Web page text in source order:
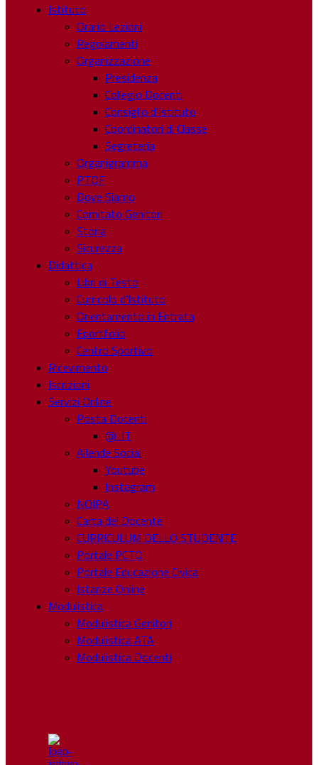
Istituto
Orario Lezioni
Regolamenti
Organizzazione
Presidenza
Collegio Docenti
Consiglio d’Istituto
Coordinatori di Classe
Segreteria
Organigramma
PTOF
Dove Siamo
Comitato Genitori
Storia
Sicurezza
Didattica
Libri di Testo
Curricolo d’Istituto
Orientamento in Entrata
Eportfolio
Centro Sportivo
Ricevimento
Iscrizioni
Servizi Online
Posta Docenti
@ .IT
Allende Social
Youtube
Instagram
NOIPA
Carta del Docente
CURRICULUM DELLO STUDENTE
Portale PCTO
Portale Educazione Civica
Istanze Online
Modulistica
Modulistica Genitori
Modulistica ATA
Modulistica Docenti